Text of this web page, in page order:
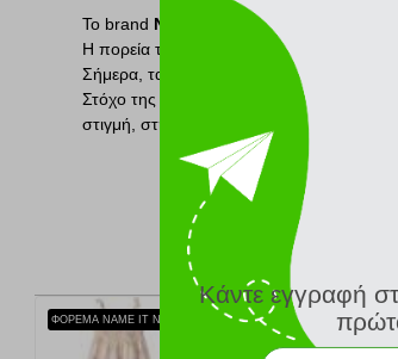
Το brand Name it ανήκει στον όμιλο
Η πορεία της εταιρείας ξεκινά το 1986 και
Σήμερα, τα ρούχα
πωλούνται σε
Στόχο της εταιρείας αποτελεί η
στιγμή, στη σωστή τιμή.
Κάντε εγγραφή